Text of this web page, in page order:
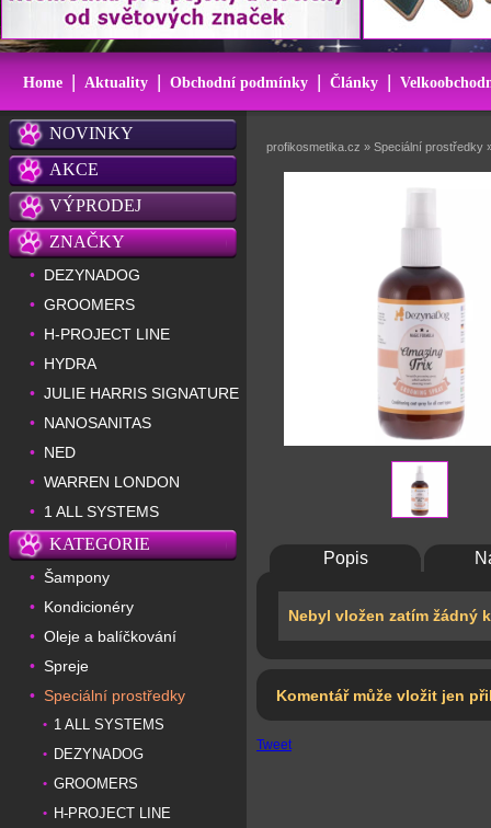
Home | Aktuality | Obchodní podmínky | Články |
NOVINKY
AKCE
VÝPRODEJ
ZNAČKY
• DEZYNADOG
• GROOMERS
• H-PROJECT LINE
• HYDRA
• JULIE HARRIS SIGNATURE
• NANOSANITAS
• NED
• WARREN LONDON
• 1 ALL SYSTEMS
KATEGORIE
• Šampony
• Kondicionéry
• Oleje a balíčkování
• Spreje
• Speciální prostředky
• 1 ALL SYSTEMS
• DEZYNADOG
• GROOMERS
• H-PROJECT LINE
profikosmetika.cz » Speciální prostředky
Popis
Nebyl vložen zatím žádný
Komentář může vložit jen
Tweet